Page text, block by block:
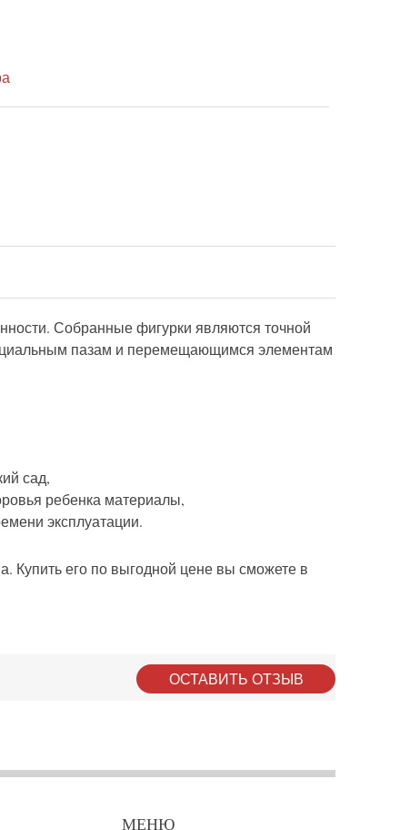
Собранные фигурки являются точной
пазам и перемещающимся элементам
сад,
ребенка материалы,
эксплуатации.
Купить его по выгодной цене вы сможете в
ОСТАВИТЬ ОТЗЫВ
МЕНЮ